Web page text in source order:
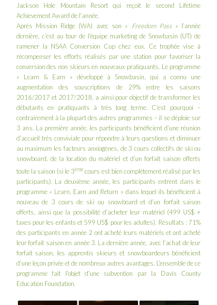
Jackson Hole Mountain Resort qui reçoit le second Lifetime
Achievement Award de l’année.
Après Mission Ridge (WA) avec son « Freedom Pass» l’année
dernière, c’est au tour de l’équipe marketing de Snowbasin (UT) de
ramener la NSAA Conversion Cup chez eux. Ce trophée vise à
récompenser les efforts réalisés par une station pour favoriser la
conversion des non skieurs en nouveaux pratiquants. Le programme
« Learn & Earn » développé à Snowbasin, qui a connu une
augmentation des souscriptions de 29% entre les saisons
2016/2017 et 2017/2018, a ainsi pour objectif de transformer les
débutants en pratiquants à très long terme. C’est pourquoi –
contrairement à la plupart des autres programmes – il se déploie sur
3 ans. La première année, les participants bénéficient d’une réunion
d’accueil très conviviale pour répondre à leurs questions et diminuer
au maximum les facteurs anxiogènes, de 3 cours collectifs de ski ou
snowboard, de la location du matériel et d’un forfait saison offerts
toute la saison (si le 3ème cours est bien complètement réalisé par les
participants). La deuxième année, les participants entrent dans le
programme « Learn, Earn and Return » dans lequel ils bénéficient à
nouveau de 3 cours de ski ou snowboard et d’un forfait saison
offerts, ainsi que la possibilité d’acheter leur matériel (499 US$ +
taxes pour les enfants et 599 US$ pour les adultes). Résultats : 71%
des participants en année 2 ont acheté leurs matériels et ont acheté
leur forfait saison en année 3. La dernière année, avec l’achat de leur
forfait saison, les apprentis skieurs et snowboardeurs bénéficient
d’une leçon privée et de nombreux autres avantages. L’ensemble de ce
programme fait l’objet d’une subvention par la Davis County
Education Foundation.